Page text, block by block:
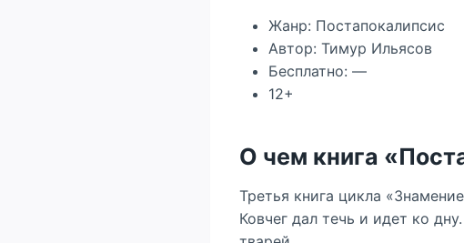
Жанр: Постапокалипсис
Автор: Тимур Ильясов
Бесплатно: —
12+
О чем книга
Третья книга цикла
Ковчег дал течь и идет ко